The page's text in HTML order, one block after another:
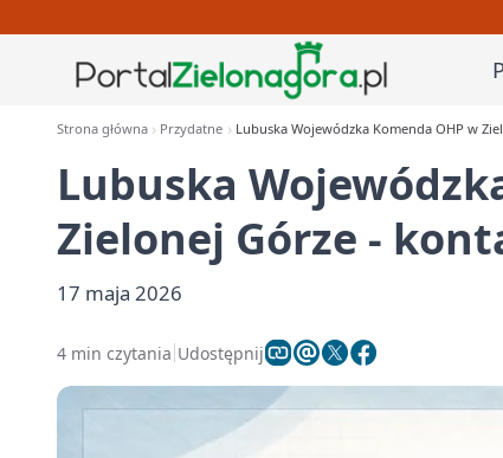
Strona główna Przydatne Lubuska Wojewódzka Komenda OHP w
Lubuska
Zielonej Górze -
17 maja 2026
4 min czytania Udostępnij